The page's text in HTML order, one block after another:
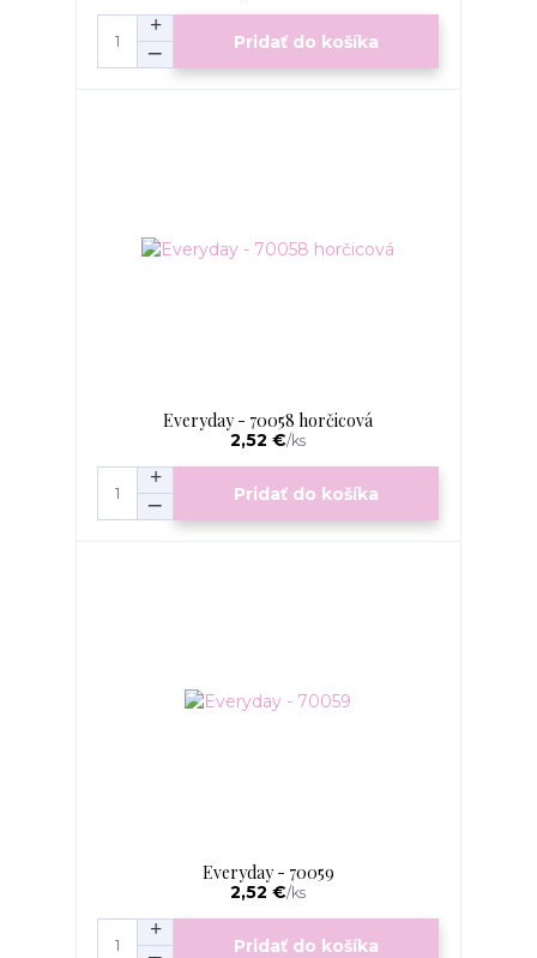
Pridať do košíka
Everyday - 70058 horčicová
2,52 €/ks
Pridať do košíka
Everyday - 70059
2,52 €/ks
Pridať do košíka